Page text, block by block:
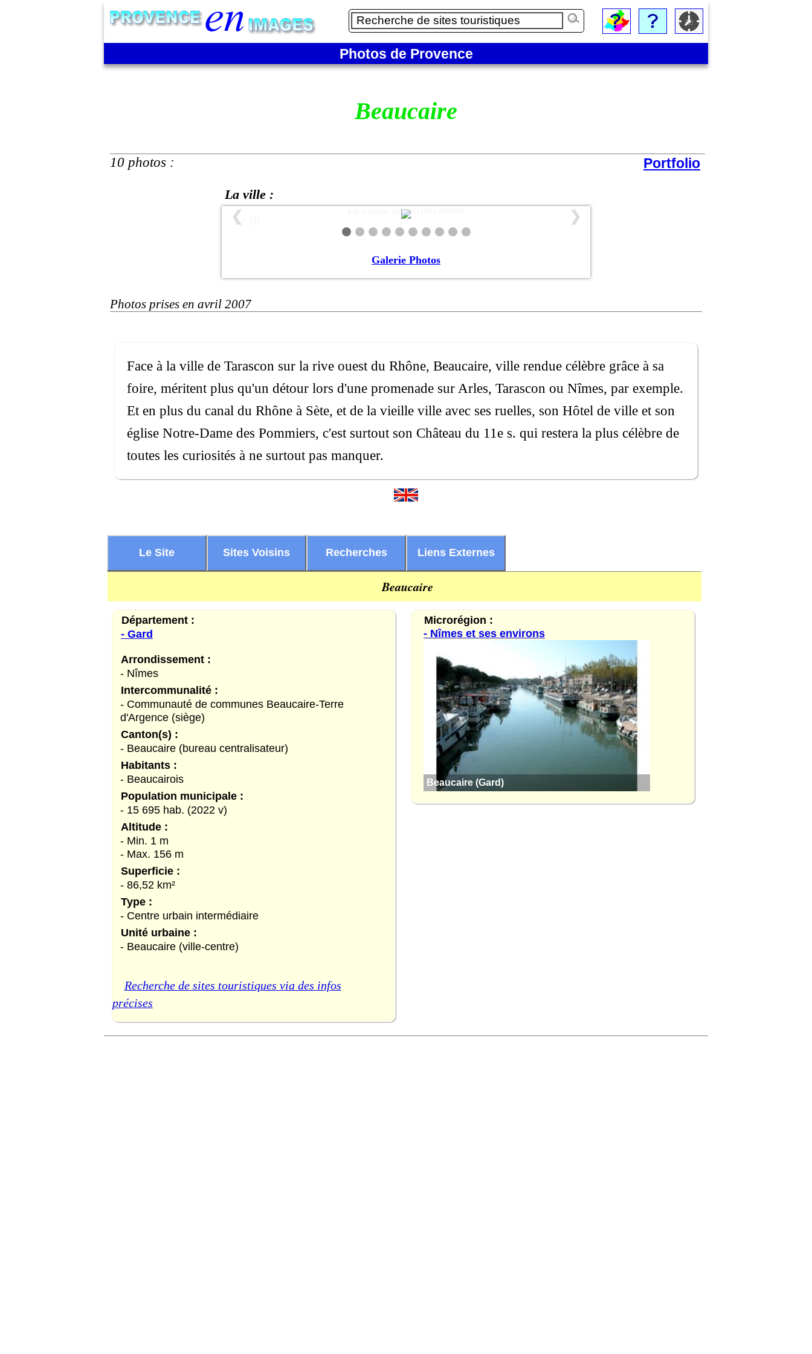
Photos de Provence
Beaucaire
10 photos : Portfolio
La ville :
1 / 10
Le canal direction ouest
❮ ❯
Galerie Photos
Photos prises en avril 2007
Face à la ville de Tarascon sur la rive ouest du Rhône, Beaucaire, ville rendue célèbre grâce à sa
foire, méritent plus qu'un détour lors d'une promenade sur Arles, Tarascon ou Nîmes, par exemple.
Et en plus du canal du Rhône à Sète, et de la vieille ville avec ses ruelles, son Hôtel de ville et son
église Notre-Dame des Pommiers, c'est surtout son Château du 11e s. qui restera la plus célèbre de
toutes les curiosités à ne surtout pas manquer.
Le Site Sites Voisins Recherches Liens Externes
Beaucaire
Département :
- Gard
Arrondissement :
- Nîmes
Intercommunalité :
- Communauté de communes Beaucaire-Terre
d'Argence (siège)
Canton(s) :
- Beaucaire (bureau centralisateur)
Habitants :
- Beaucairois
Population municipale :
- 15 695 hab. (2022 v)
Altitude :
- Min. 1 m
- Max. 156 m
Superficie :
- 86,52 km²
Type :
- Centre urbain intermédiaire
Unité urbaine :
- Beaucaire (ville-centre)
Recherche de sites touristiques via des infos
précises
Microrégion :
- Nîmes et ses environs
Beaucaire (Gard)